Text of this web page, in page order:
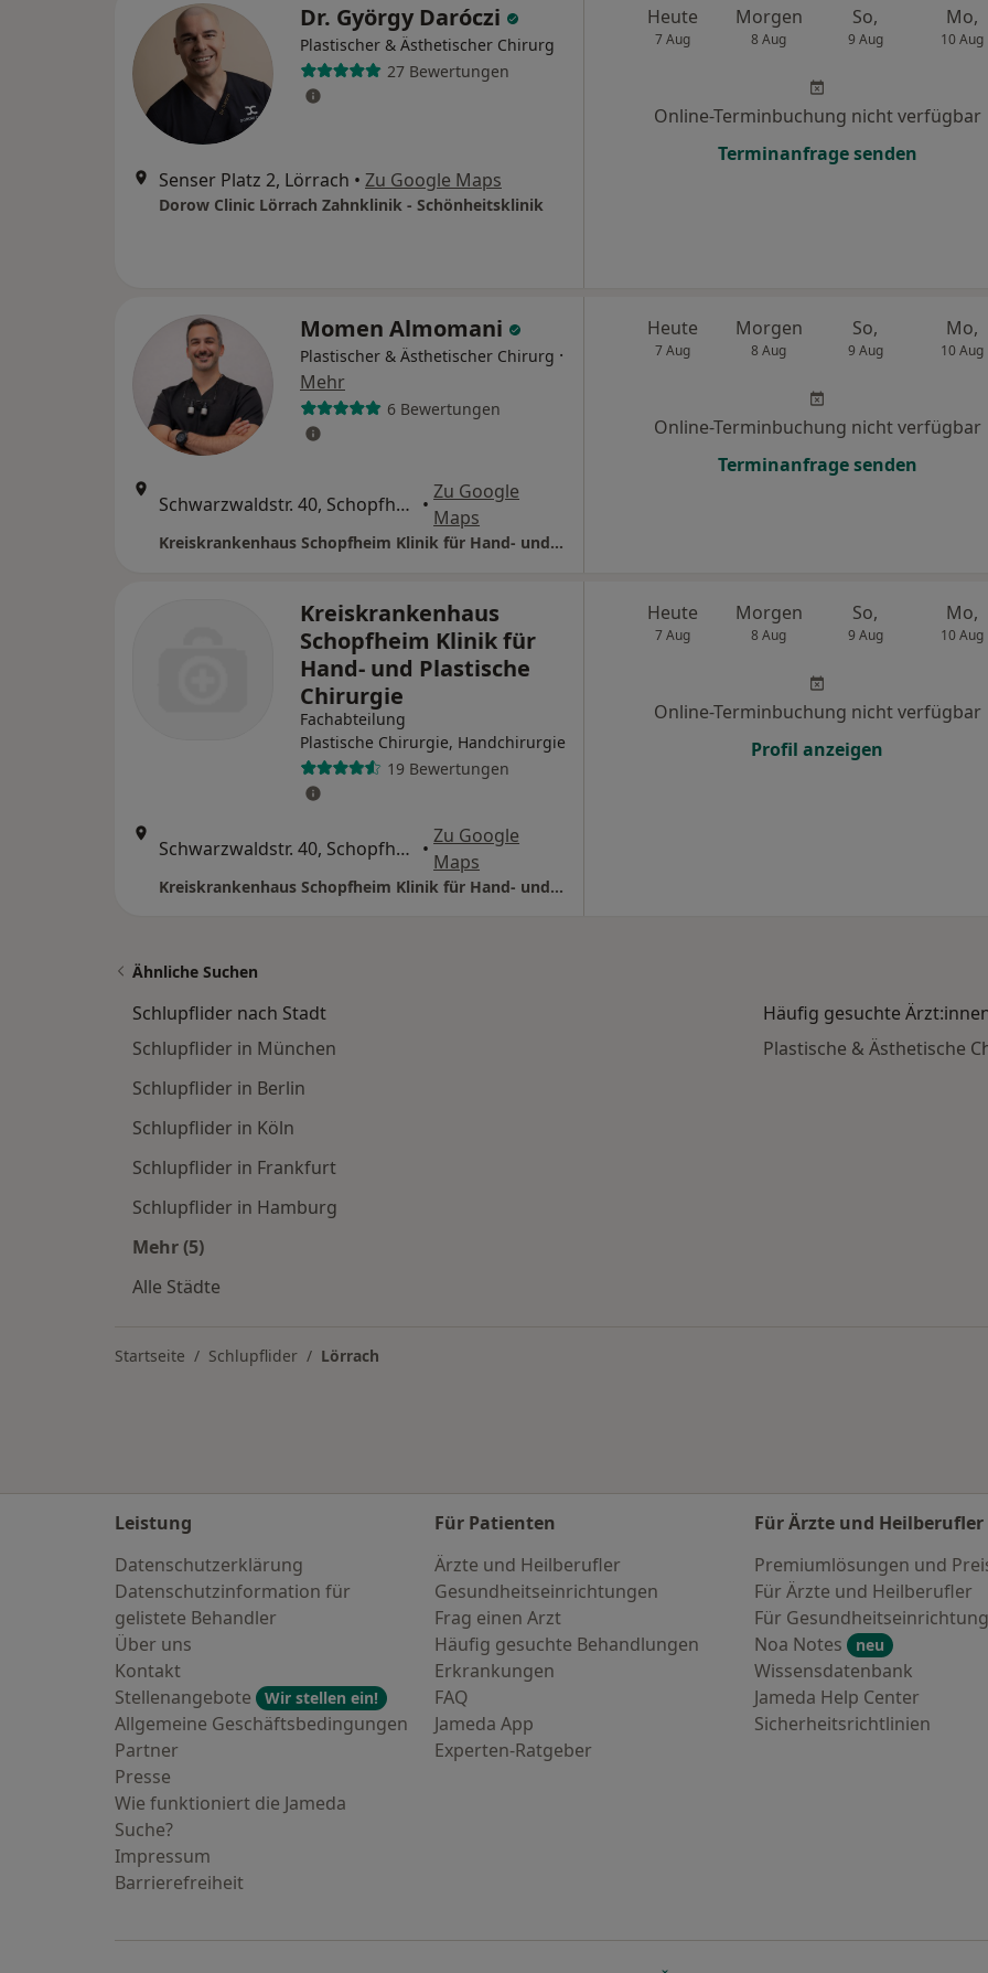
Dr. György Daróczi
Plastischer & Ästhetischer Chirurg
27 Bewertungen
Senser Platz 2, Lörrach • Zu Google Maps
Dorow Clinic Lörrach Zahnklinik - Schönheitsklinik
Heute
7 Aug
Morgen
8 Aug
So,
9 Aug
Mo,
10 Aug
Online-Terminbuchung nicht verfügbar
Terminanfrage senden
Momen Almomani
Plastischer & Ästhetischer Chirurg ·
Mehr
6 Bewertungen
Schwarzwaldstr. 40, Schopfheim •
Zu Google
Maps
Kreiskrankenhaus Schopfheim Klinik für Hand- und Plastische Chirurgie
Heute
7 Aug
Morgen
8 Aug
So,
9 Aug
Mo,
10 Aug
Online-Terminbuchung nicht verfügbar
Terminanfrage senden
Kreiskrankenhaus
Schopfheim Klinik für
Hand- und Plastische
Chirurgie
Fachabteilung
Plastische Chirurgie, Handchirurgie
19 Bewertungen
Schwarzwaldstr. 40, Schopfheim •
Zu Google
Maps
Kreiskrankenhaus Schopfheim Klinik für Hand- und Plastische Chirurgie
Heute
7 Aug
Morgen
8 Aug
So,
9 Aug
Mo,
10 Aug
Online-Terminbuchung nicht verfügbar
Profil anzeigen
Ähnliche Suchen
Schlupflider nach Stadt
Schlupflider in München
Schlupflider in Berlin
Schlupflider in Köln
Schlupflider in Frankfurt
Schlupflider in Hamburg
Mehr (5)
Alle Städte
Häufig gesuchte
Plastische & Ästhetische
Startseite Schlupflider Lörrach
Leistung
Datenschutzerklärung
Datenschutzinformation für
gelistete Behandler
Über uns
Kontakt
Stellenangebote
Wir stellen ein!
Allgemeine Geschäftsbedingungen
Partner
Presse
Wie funktioniert die Jameda
Suche?
Impressum
Barrierefreiheit
Für Patienten
Ärzte und Heilberufler
Gesundheitseinrichtungen
Frag einen Arzt
Häufig gesuchte Behandlungen
Erkrankungen
FAQ
Jameda App
Experten-Ratgeber
Für Ärzte und Heilberufler
Premiumlösungen und
Für Ärzte und Heilberufler
Für
Noa Notes
neu
Wissensdatenbank
Jameda Help Center
Sicherheitsrichtlinien